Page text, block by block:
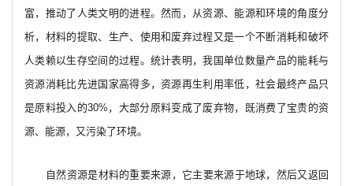
富，推动了人类文明的进程。然而，从资源、能源和环境的角度分
析，材料的提取、生产、使用和废弃过程又是一个不断消耗和破坏
人类赖以生存空间的过程。统计表明，我国单位数量产品的能耗与
资源消耗比先进国家高得多，资源再生利用率低，社会最终产品只
是原料投入的30%，大部分原料变成了废弃物，既消费了宝贵的资
源、能源，又污染了环境。
自然资源是材料的重要来源，它主要来源于地球，然后又返回